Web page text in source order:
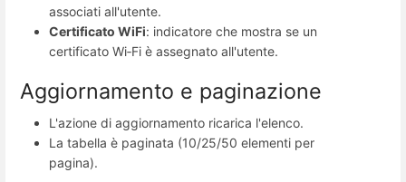
associati all'utente.
Certificato WiFi: indicatore che mostra se un
certificato Wi‑Fi è assegnato all'utente.
Aggiornamento e paginazione
L'azione di aggiornamento ricarica l'elenco.
La tabella è paginata (10/25/50 elementi per
pagina).